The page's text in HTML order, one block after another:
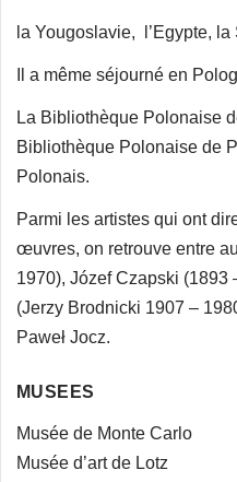
la Yougoslavie, l’Egypte,
Il a même séjourné en
La Bibliothèque Polonaise
Bibliothèque Polonaise de
Polonais.
Parmi les artistes qui ont
œuvres, on retrouve entre
1970), Józef Czapski (1893
(Jerzy Brodnicki 1907 –
Paweł Jocz.
MUSEES
Musée de Monte Carlo
Musée d’art de Lotz